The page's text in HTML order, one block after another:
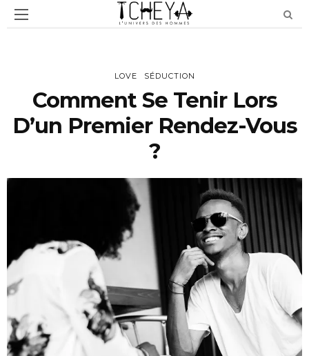
LOVE SÉDUCTION
Comment Se Tenir Lors
D’un Premier Rendez-Vous
?